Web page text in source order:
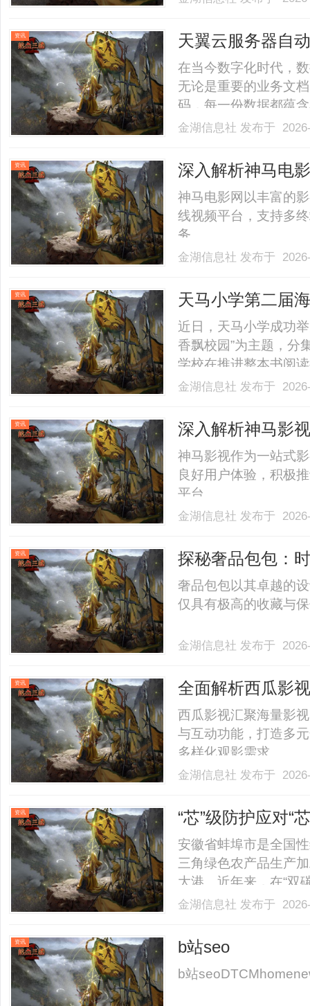
工精度、产能规模、
资讯 天翼云服务器自
在当今数字化时代，
无论是重要的业务文
码，每一份数据都蕴
带来严重的经济损失
云服务器凭借其卓越
的.........
金湖信息社 发布于
资讯
深入解析神马电
面升级
神马电影网以丰富的
线视频平台，支持多
务。......
金湖信息社 发布于
资讯 天马小学第二届
近日，天马小学成功
香飘校园”为主题，分
学校在推进整本书阅
第二届海亮阅读节暨“
践经验，获得与会专
金湖信息社 发布于
资讯
深入解析神马影
势
神马影视作为一站式
良好用户体验，积极
平台。......
金湖信息社 发布于
资讯 探秘奢品包包：
奢品包包以其卓越的
仅具有极高的收藏与
金湖信息社 发布于
资讯 全面解析西瓜影
西瓜影视汇聚海量影
与互动功能，打造多
多样化观影需求。......
金湖信息社 发布于
资讯
“芯”级防护应对“
埠临港产业园
安徽省蚌埠市是全国
三角绿色农产品生产
大港。近年来，在“双
造围绕装备制造、新
装配制造产业园。蚌
磷.........
金湖信息社 发布于
资讯 b站seo
b站